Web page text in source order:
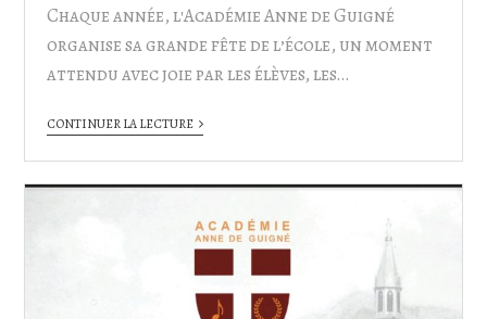
Chaque année, l'Académie Anne de Guigné
organise sa grande fête de l’école, un moment
attendu avec joie par les élèves, les…
CONTINUER LA LECTURE